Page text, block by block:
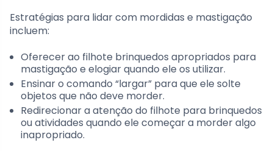
Estratégias para lidar com mordidas e mastigação
incluem:
Oferecer ao filhote brinquedos apropriados para
mastigação e elogiar quando ele os utilizar.
Ensinar o comando “largar” para que ele solte
objetos que não deve morder.
Redirecionar a atenção do filhote para brinquedos
ou atividades quando ele começar a morder algo
inapropriado.